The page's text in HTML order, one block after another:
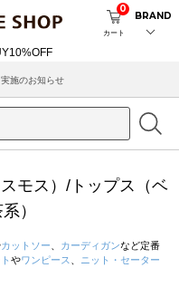
カート
0
BRAND
止について
モス）/トップス（ベ
）
カットソー カーディガンなど定番
やワンピース
ニット・セーター